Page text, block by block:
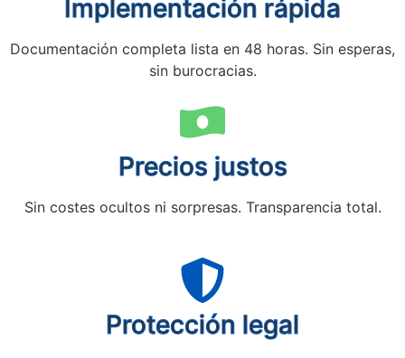
Implementación rápida
Documentación completa lista en 48 horas. Sin esperas,
sin burocracias.
Precios justos
Sin costes ocultos ni sorpresas. Transparencia total.
Protección legal